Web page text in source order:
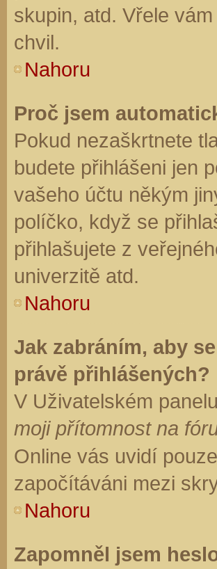
skupin, atd. Vřele
chvil.
Nahoru
Proč jsem
Pokud nezaškrtnete
budete přihlášeni jen
vašeho účtu někým
políčko, když se
přihlašujete z
univerzitě atd.
Nahoru
Jak zabráním, aby
právě přihlášených?
V Uživatelském
moji přítomnost na
Online vás uvidí
započítáváni mezi
Nahoru
Zapomněl jsem